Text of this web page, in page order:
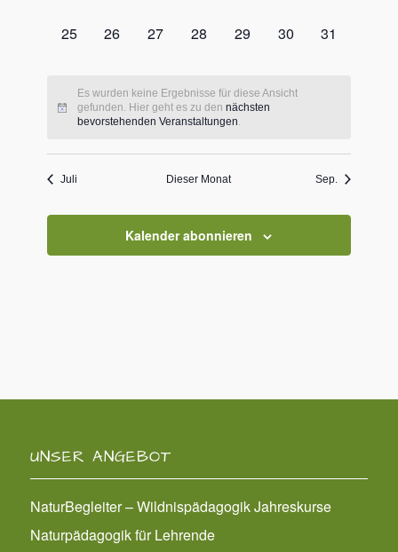
0
25
0
26
0
27
0
28
0
29
0
30
0
31
Es wurden keine Ergebnisse für diese Ansicht
gefunden. Hier geht es zu dennächsten
bevorstehenden Veranstaltungen.
Juli Dieser Monat Sep.
Kalender abonnieren
UNSER ANGEBOT
NaturBegleiter – Wildnispädagogik Jahreskurse
Naturpädagogik für Lehrende